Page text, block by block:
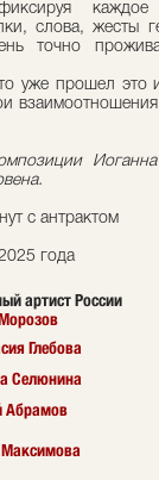
каждое
слова, жесты
точно
уже прошел это
Иоганна
с антрактом
года
артист России
Глебова
Селюнина
Абрамов